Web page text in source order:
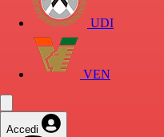
UDI
VEN
Accedi